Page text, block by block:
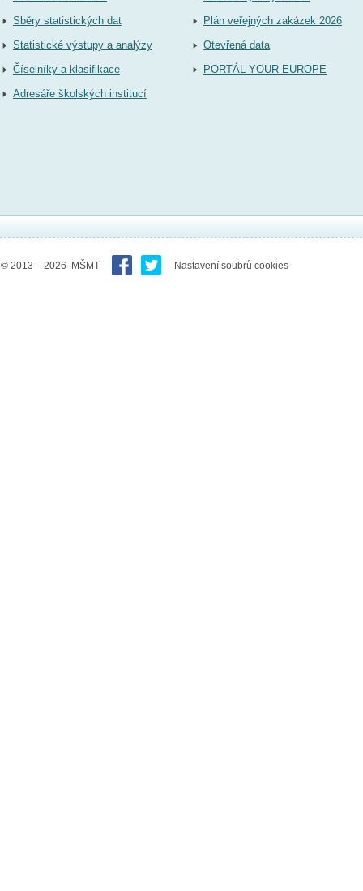
Sběry statistických dat
Statistické výstupy a analýzy
Číselníky a klasifikace
Adresáře školských institucí
Plán veřejných zakázek 2026
Otevřená data
PORTÁL YOUR EUROPE
© 2013 – 2026 MŠMT Nastavení soubrů cookies